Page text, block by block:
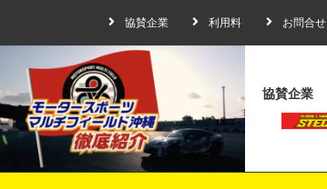
協賛企業 利用料 お問合せ
協賛企業